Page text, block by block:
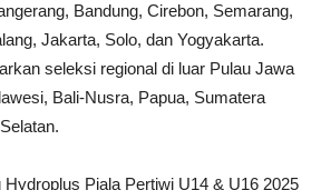
Bandung, Cirebon, Semarang,
Jakarta, Solo, dan Yogyakarta.
seleksi regional di luar Pulau Jawa
Bali-Nusra, Papua, Sumatera
Hydroplus Piala Pertiwi U14 & U16 2025